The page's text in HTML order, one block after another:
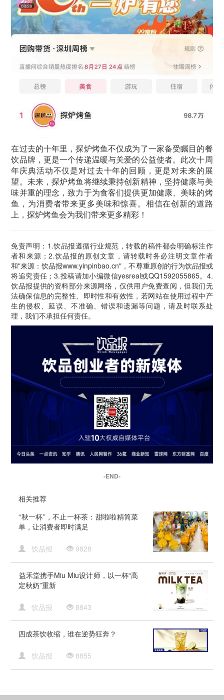
在过去的十年里，探炉烤鱼不仅成为了一家备受瞩目的餐
饮品牌，更是一个传递温暖与关爱的公益使者。此次十周
年庆典活动不仅是对过去十年的回顾，更是对未来的展
望。未来，探炉烤鱼将继续秉持创新精神，坚持健康与美
味并重的理念，致力于为食客们提供更加健康、美味的烤
鱼，为消费者带来更多美味和惊喜。相信在创新的道路
上，探炉烤鱼会为我们带来更多精彩！
免责声明：1.饮品报遵循行业规范，转载的稿件都会明确标注作
者和来源；2.饮品报的原创文章，请转载时务必注明文章作者
和"来源：饮品报www.yinpinbao.cn"，不尊重原创的行为饮品报或
将追究责任；3.投稿请加小编微信yesreal或QQ1592055865。4.
饮品报提供的资料部分来源网络，仅供用户免费查阅，但我们无
法确保信息的完整性、即时性和有效性，若网站在使用过程中产
生的侵权、延误、不准确、错误和遗漏等问题，请及时联系处
理，我们不承担任何责任。
-END-
相关推荐
“秋一杯”，不止一杯茶：甜啦啦精简菜
单，让消费者即时满足
饮品报 9828
​益禾堂携手Miu Miu设计师，以一杯“高
定秋奶”重新
饮品报 8843
四成茶饮收缩，谁在逆势狂奔？
饮品报 8855